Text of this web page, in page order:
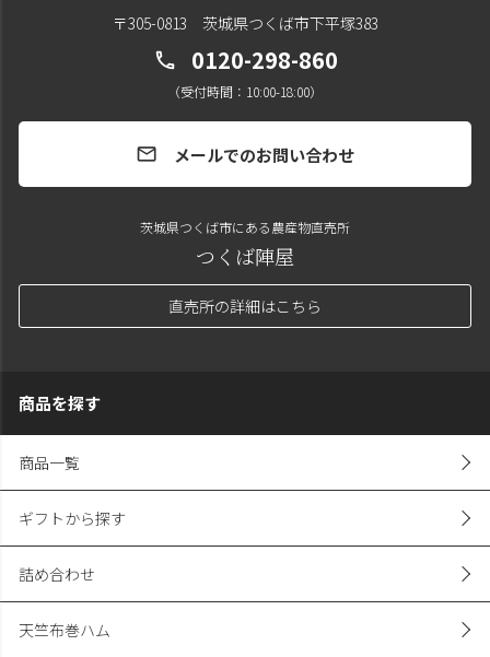
〒305-0813 茨城県つくば市下平塚383
call 0120-298-860
（受付時間：10:00-18:00）
mail メールでのお問い合わせ
茨城県つくば市にある農産物直売所
つくば陣屋
直売所の詳細はこちら
商品を探す
商品一覧
ギフトから探す
詰め合わせ
天竺布巻ハム